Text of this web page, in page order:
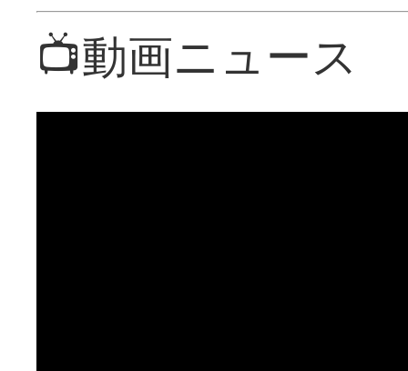
📺動画ニュース